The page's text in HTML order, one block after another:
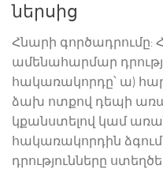
ներսից
Հնարի գործադրումը:
ամենահարմար
հակառակորդը՝ ա)
ձախ ոտքով դեպի
կքանստելով կամ
հակառակորդին ձգում
դրությունները